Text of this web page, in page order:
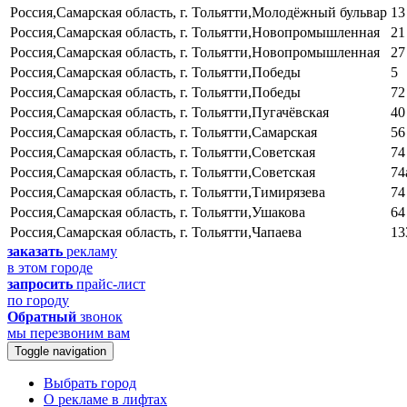
Россия,Самарская область, г. Тольятти,Молодёжный бульвар 13
Россия,Самарская область, г. Тольятти,Новопромышленная
21
Россия,Самарская область, г. Тольятти,Новопромышленная
27
Россия,Самарская область, г. Тольятти,Победы
5
Россия,Самарская область, г. Тольятти,Победы
72
Россия,Самарская область, г. Тольятти,Пугачёвская
40
Россия,Самарская область, г. Тольятти,Самарская
56
Россия,Самарская область, г. Тольятти,Советская
74
Россия,Самарская область, г. Тольятти,Советская
Россия,Самарская область, г. Тольятти,Тимирязева
74
Россия,Самарская область, г. Тольятти,Ушакова
64
Россия,Самарская область, г. Тольятти,Чапаева
заказать рекламу
в этом городе
запросить прайс-лист
по городу
Обратный звонок
мы перезвоним вам
Toggle navigation
Выбрать город
О рекламе в лифтах